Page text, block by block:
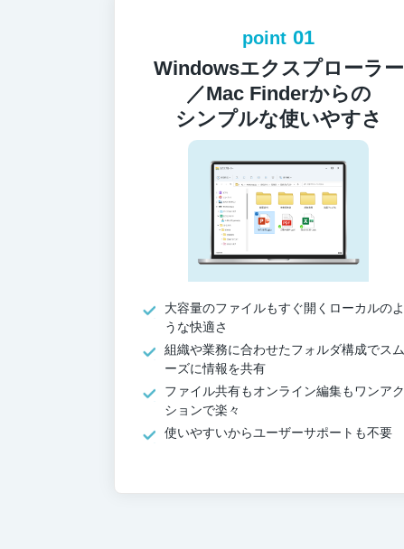
point 01
Windowsエクスプローラー
／Mac Finderからの
シンプルな使いやすさ
大容量のファイルもすぐ開くローカルのよ
うな快適さ
組織や業務に合わせたフォルダ構成でスム
ーズに情報を共有
ファイル共有もオンライン編集もワンアク
ションで楽々
使いやすいからユーザーサポートも不要